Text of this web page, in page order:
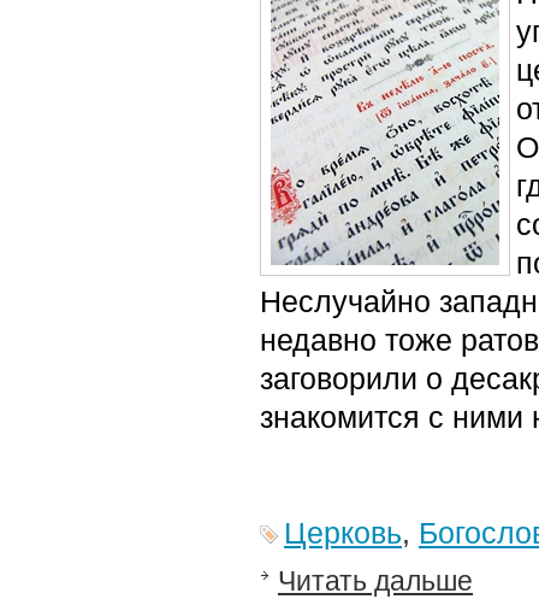
Неслучайно
недавно тоже
заговорили о
знакомится с ними
Церковь,
Читать дальше